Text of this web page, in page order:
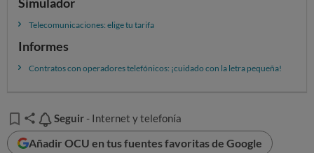
Telecomunicaciones: elige tu tarifa
Informes
Contratos con operadores telefónicos: ¡cuidado con la letra pequeña!
Seguir
Seguir - Internet y telefonía
Añadir OCU en tus fuentes favoritas de Google